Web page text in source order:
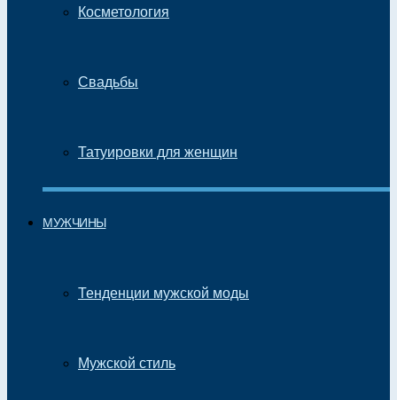
Косметология
Свадьбы
Татуировки для женщин
МУЖЧИНЫ
Тенденции мужской моды
Мужской стиль